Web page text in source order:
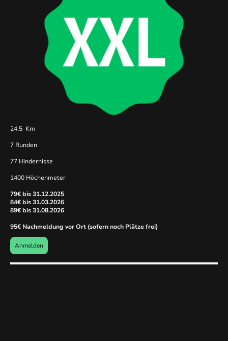
24,5 Km
7 Runden
77 Hindernisse
1400 Höchenmeter
79€ bis 31.12.2025
84€ bis 31.03.2026
89€ bis 31.08.2026
95€ Nachmeldung vor Ort (sofern noch Plätze frei)
Anmelden